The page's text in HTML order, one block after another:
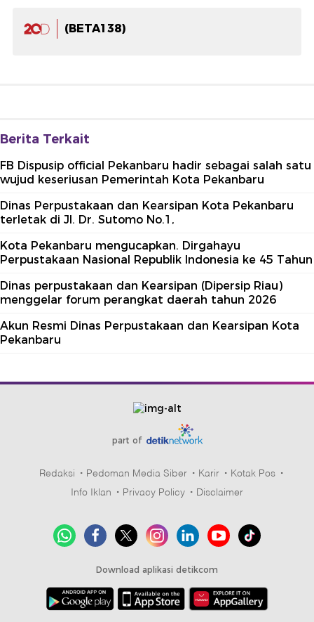
(BETA138)
Berita Terkait
FB Dispusip official Pekanbaru hadir sebagai salah satu
wujud keseriusan Pemerintah Kota Pekanbaru
Dinas Perpustakaan dan Kearsipan Kota Pekanbaru
terletak di Jl. Dr. Sutomo No.1,
Kota Pekanbaru mengucapkan. Dirgahayu
Perpustakaan Nasional Republik Indonesia ke 45 Tahun
Dinas perpustakaan dan Kearsipan (Dipersip Riau)
menggelar forum perangkat daerah tahun 2026
Akun Resmi Dinas Perpustakaan dan Kearsipan Kota
Pekanbaru
part of
Redaksi Pedoman Media Siber Karir
Kotak Pos
Info Iklan
Privacy Policy Disclaimer
Download aplikasi detikcom